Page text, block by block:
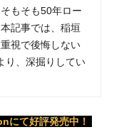
もそも50年ロー
記事では、稲垣
視で後悔しない
り、深掘りしてい
にて好評発売中！